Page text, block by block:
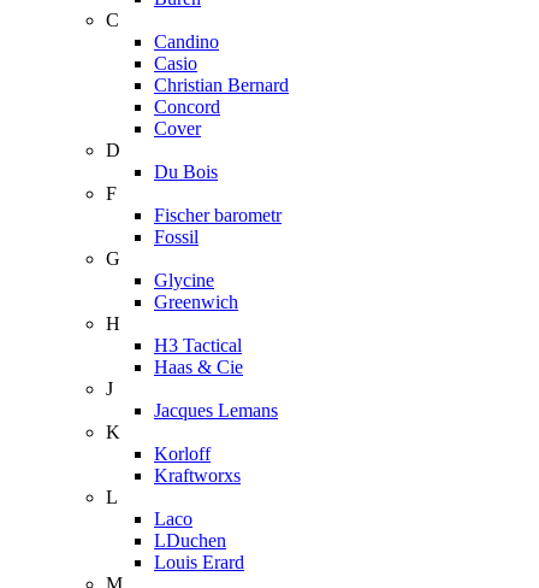
C
Candino
Casio
Christian Bernard
Concord
Cover
D
Du Bois
F
Fischer barometr
Fossil
G
Glycine
Greenwich
H
H3 Tactical
Haas & Cie
J
Jacques Lemans
K
Korloff
Kraftworxs
L
Laco
LDuchen
Louis Erard
M